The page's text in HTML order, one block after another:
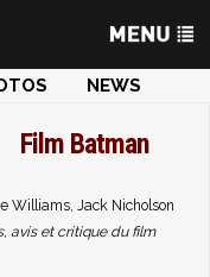
NEWS
Film Batman
Williams, Jack Nicholson
avis et critique du film